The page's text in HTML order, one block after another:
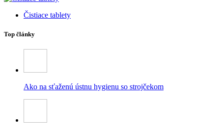
Čistiace tablety
Top články
Ako na sťaženú ústnu hygienu so strojčekom